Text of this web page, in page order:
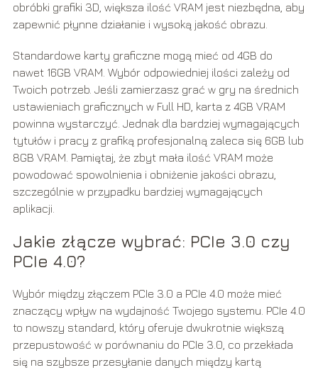
obróbki grafiki 3D, większa ilość VRAM jest niezbędna, aby
zapewnić płynne działanie i wysoką jakość obrazu.
Standardowe karty graficzne mogą mieć od 4GB do
nawet 16GB VRAM. Wybór odpowiedniej ilości zależy od
Twoich potrzeb. Jeśli zamierzasz grać w gry na średnich
ustawieniach graficznych w Full HD, karta z 4GB VRAM
powinna wystarczyć. Jednak dla bardziej wymagających
tytułów i pracy z grafiką profesjonalną zaleca się 6GB lub
8GB VRAM. Pamiętaj, że zbyt mała ilość VRAM może
powodować spowolnienia i obniżenie jakości obrazu,
szczególnie w przypadku bardziej wymagających
aplikacji.
Jakie złącze wybrać: PCIe 3.0 czy
PCIe 4.0?
Wybór między złączem PCIe 3.0 a PCIe 4.0 może mieć
znaczący wpływ na wydajność Twojego systemu. PCIe 4.0
to nowszy standard, który oferuje dwukrotnie większą
przepustowość w porównaniu do PCIe 3.0, co przekłada
się na szybsze przesyłanie danych między kartą